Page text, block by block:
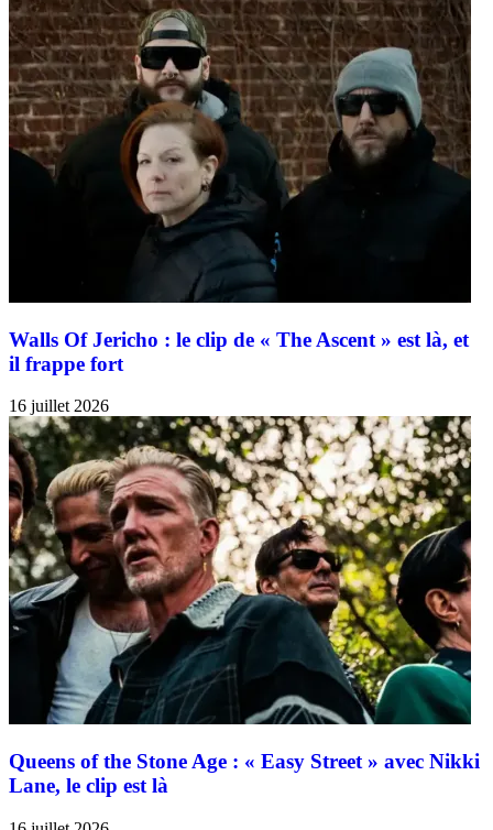
Walls Of Jericho : le clip de « The Ascent » est là, et
il frappe fort
16 juillet 2026
Queens of the Stone Age : « Easy Street » avec Nikki
Lane, le clip est là